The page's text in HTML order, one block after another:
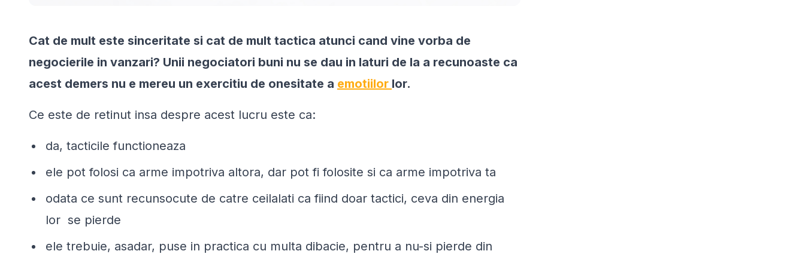
Cat de mult este sinceritate si cat de mult tactica atunci cand vine vorba de
negocierile in vanzari? Unii negociatori buni nu se dau in laturi de la a recunoaste ca
acest demers nu e mereu un exercitiu de onesitate a emotiilor lor.
Ce este de retinut insa despre acest lucru este ca:
da, tacticile functioneaza
ele pot folosi ca arme impotriva altora, dar pot fi folosite si ca arme impotriva ta
odata ce sunt recunsocute de catre ceilalati ca fiind doar tactici, ceva din energia
lor se pierde
ele trebuie, asadar, puse in practica cu multa dibacie, pentru a nu-si pierde din